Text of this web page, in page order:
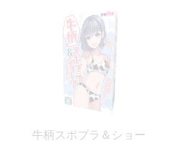
牛柄スポブラ＆ショー